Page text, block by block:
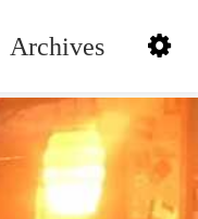
Archives